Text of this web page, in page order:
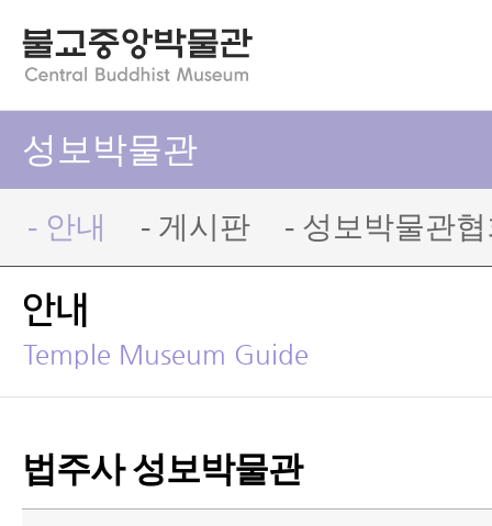
성보박물관
- 안내 - 게시판 - 성보박물관
안내
Temple Museum Guide
법주사 성보박물관